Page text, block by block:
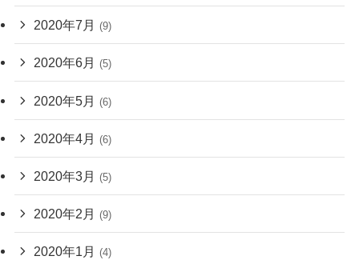
2020年7月 (9)
2020年6月 (5)
2020年5月 (6)
2020年4月 (6)
2020年3月 (5)
2020年2月 (9)
2020年1月 (4)